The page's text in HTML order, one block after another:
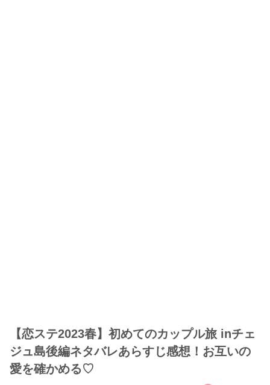
【恋ステ2023春】初めてのカップル旅 inチェ
ジュ島後編ネタバレあらすじ感想！お互いの
愛を確かめる♡